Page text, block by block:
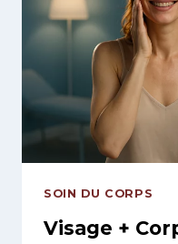
!
SOIN DU CORPS
Visage +